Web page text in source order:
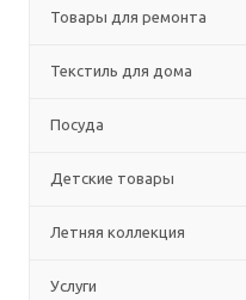
Товары для ремонта
Текстиль для дома
Посуда
Детские товары
Летняя коллекция
Услуги